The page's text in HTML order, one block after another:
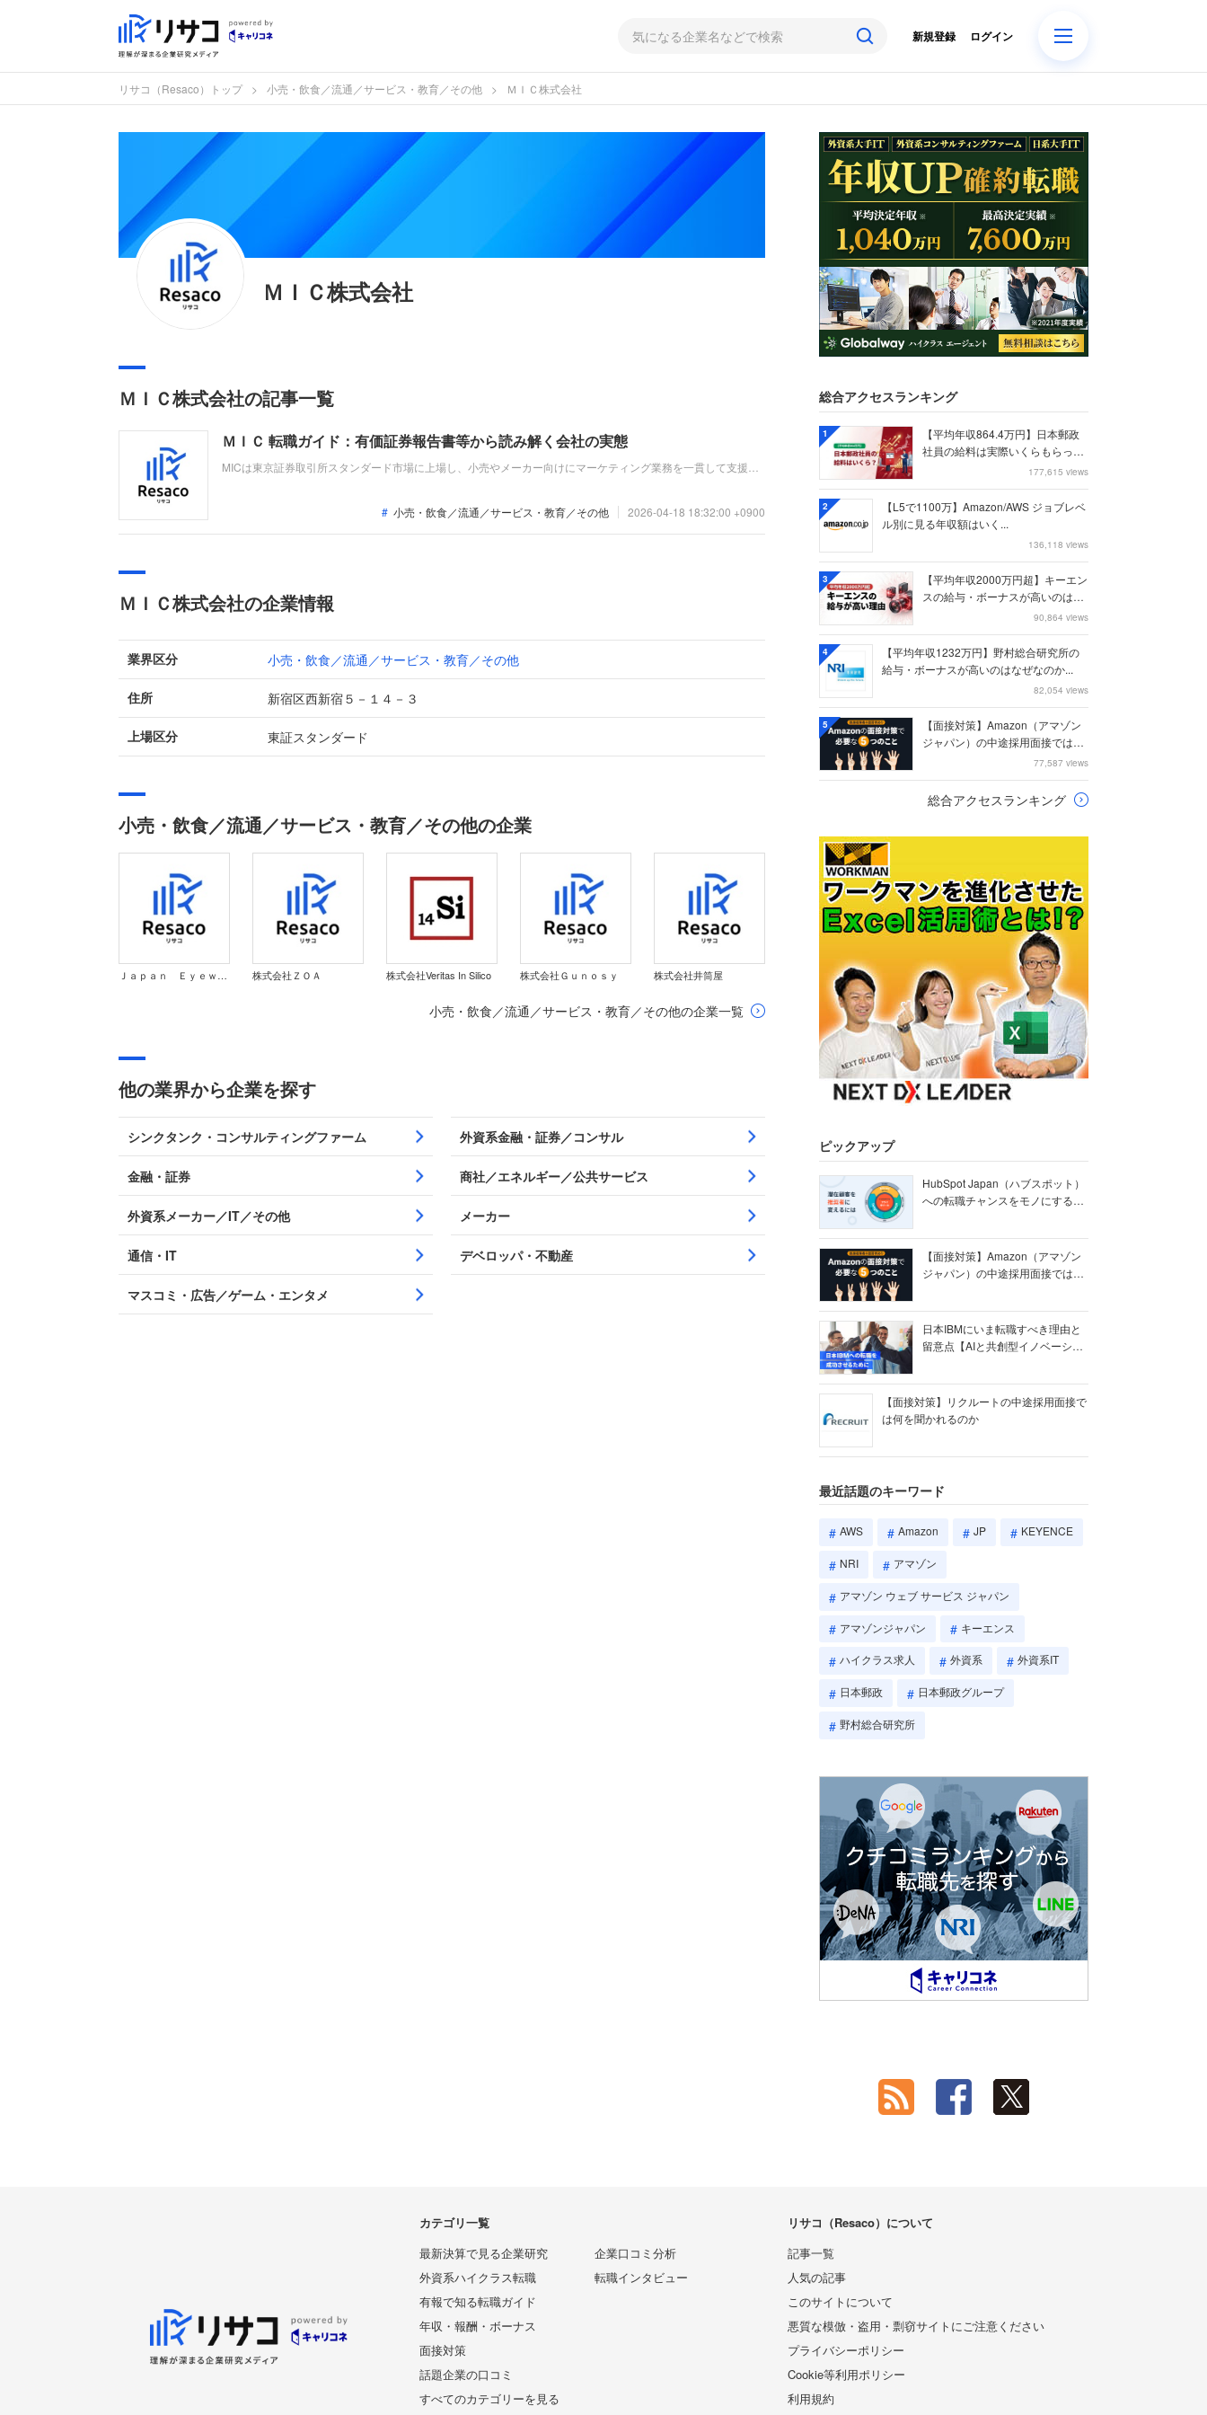
ログイン
新規登録
リサコ（Resaco）トップ 小売・飲食／流通／サービス・教育／その他 ＭＩＣ株式会社
ＭＩＣ株式会社
ＭＩＣ株式会社の記事一覧
ＭＩＣ 転職ガイド：有価証券報告書等から読み解く会社の実態
MICは東京証券取引所スタンダード市場に上場し、小売やメーカー向けにマーケティング業務を一貫して支援す
小売・飲食／流通／サービス・教育／その他 2026-04-18 18:32:00 +0900
ＭＩＣ株式会社の企業情報
業界区分 小売・飲食／流通／サービス・教育／その他
住所 新宿区西新宿５－１４－３
上場区分 東証スタンダード
小売・飲食／流通／サービス・教育／その他の企業
Ｊａｐａｎ Ｅｙｅｗｅａｒ Ｈｏｌｄｉｎｇｓ株式会社 株式会社ＺＯＡ 株式会社Veritas In Silico 株式会社Ｇｕｎｏｓｙ 株式会社井筒屋
小売・飲食／流通／サービス・教育／その他の企業一覧
他の業界から企業を探す
シンクタンク・コンサルティングファーム 外資系金融・証券／コンサル
金融・証券 商社／エネルギー／公共サービス
外資系メーカー／IT／その他 メーカー
通信・IT デベロッパ・不動産
マスコミ・広告／ゲーム・エンタメ
総合アクセスランキング
1
【平均年収864.4万円】日本郵政
社員の給料は実際いくらもらって
177,615 views
2
【L5で1100万】Amazon/AWS ジョブレベ
ル別に見る年収額はいく...
136,118 views
3
【平均年収2000万円超】キーエン
スの給与・ボーナスが高いのはな
90,864 views
4
【平均年収1232万円】野村総合研究所の
給与・ボーナスが高いのはなぜなのか...
82,054 views
5
【面接対策】Amazon（アマゾン
ジャパン）の中途採用面接では何
77,587 views
総合アクセスランキング
ピックアップ
HubSpot Japan（ハブスポット）
への転職チャンスをモノにする
【面接対策】Amazon（アマゾン
ジャパン）の中途採用面接では何
日本IBMにいま転職すべき理由と
留意点【AIと共創型イノベーショ
【面接対策】リクルートの中途採用面接で
は何を聞かれるのか
最近話題のキーワード
AWS Amazon JP KEYENCE
NRI アマゾン
アマゾン ウェブ サービス ジャパン
アマゾンジャパン キーエンス
ハイクラス求人 外資系 外資系IT
日本郵政 日本郵政グループ
野村総合研究所
カテゴリ一覧
最新決算で見る企業研究
外資系ハイクラス転職
有報で知る転職ガイド
年収・報酬・ボーナス
面接対策
話題企業の口コミ
企業口コミ分析
転職インタビュー
すべてのカテゴリーを見る
リサコ（Resaco）について
記事一覧
人気の記事
このサイトについて
悪質な模倣・盗用・剽窃サイトにご注意ください
プライバシーポリシー
Cookie等利用ポリシー
利用規約